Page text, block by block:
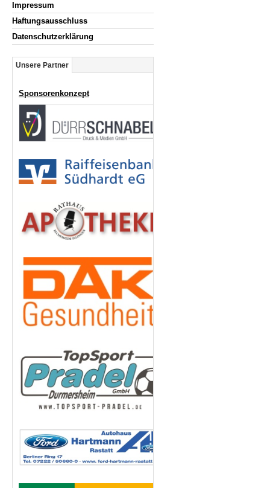
Impressum
Haftungsausschluss
Datenschutzerklärung
Unsere Partner
Sponsorenkonzept